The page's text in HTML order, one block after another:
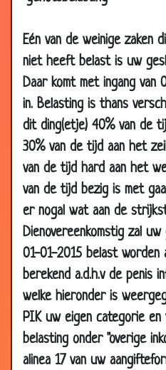
Eén van de weinige zaken
niet heeft belast is uw
Daar komt met ingang van
in. Belasting is thans
dit ding(etje) 40% van de
30% van de tijd aan het
van de tijd hard aan het
van de tijd bezig is met
er nogal wat aan de
Dienovereenkomstig zal
01-01-2015 belast worden
berekend a.d.h.v de penis
welke hieronder is
PIK uw eigen categorie
belasting onder "overige
alinea 17 van uw
07 Apr
Alimentatie
08 Jan
2016
Schoppen
06 Nov
2015
Net zoals alle anderen
2015
Een nuttig cadeau
17 Apr
2015
ben je bang voor...?
26 Feb
2015
Aanbesteding
30 Jan
2015
Toppunt van lef
19 Jan
2015
Promotie